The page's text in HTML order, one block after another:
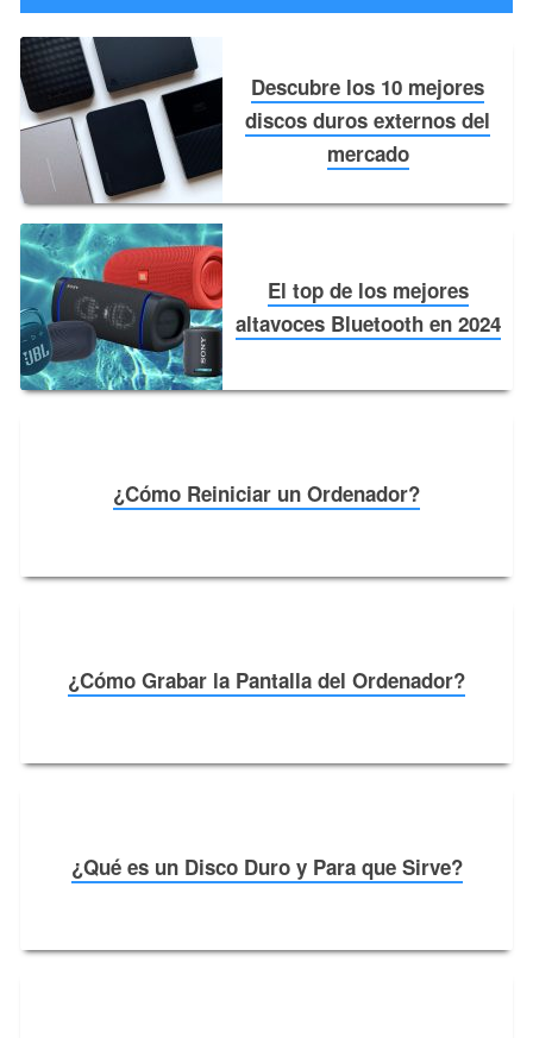
Descubre los 10 mejores
discos duros externos del
mercado￼
El top de los mejores
altavoces Bluetooth en 2024￼
¿Cómo Reiniciar un Ordenador?
¿Cómo Grabar la Pantalla del Ordenador?
¿Qué es un Disco Duro y Para que Sirve?